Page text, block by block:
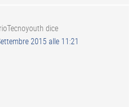
dice
2015 alle 11:21